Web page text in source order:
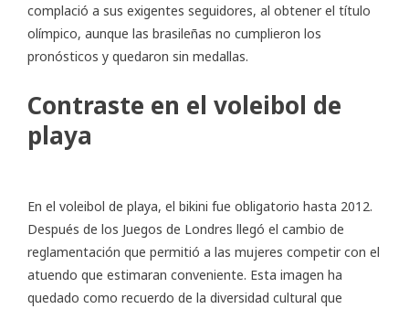
complació a sus exigentes seguidores, al obtener el título
olímpico, aunque las brasileñas no cumplieron los
pronósticos y quedaron sin medallas.
Contraste en el voleibol de
playa
En el voleibol de playa, el bikini fue obligatorio hasta 2012.
Después de los Juegos de Londres llegó el cambio de
reglamentación que permitió a las mujeres competir con el
atuendo que estimaran conveniente. Esta imagen ha
quedado como recuerdo de la diversidad cultural que